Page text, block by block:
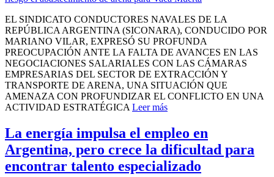
EL SINDICATO CONDUCTORES NAVALES DE LA
REPÚBLICA ARGENTINA (SICONARA), CONDUCIDO POR
MARIANO VILAR, EXPRESÓ SU PROFUNDA
PREOCUPACIÓN ANTE LA FALTA DE AVANCES EN LAS
NEGOCIACIONES SALARIALES CON LAS CÁMARAS
EMPRESARIAS DEL SECTOR DE EXTRACCIÓN Y
TRANSPORTE DE ARENA, UNA SITUACIÓN QUE
AMENAZA CON PROFUNDIZAR EL CONFLICTO EN UNA
ACTIVIDAD ESTRATÉGICA Leer más
La energía impulsa el empleo en
Argentina, pero crece la dificultad para
encontrar talento especializado